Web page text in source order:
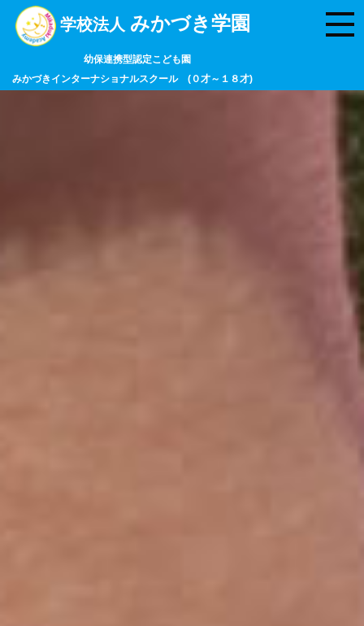
学校法人 みかづき学園
幼保連携型認定こども園
みかづきインターナショナルスクール (０才～１８才)